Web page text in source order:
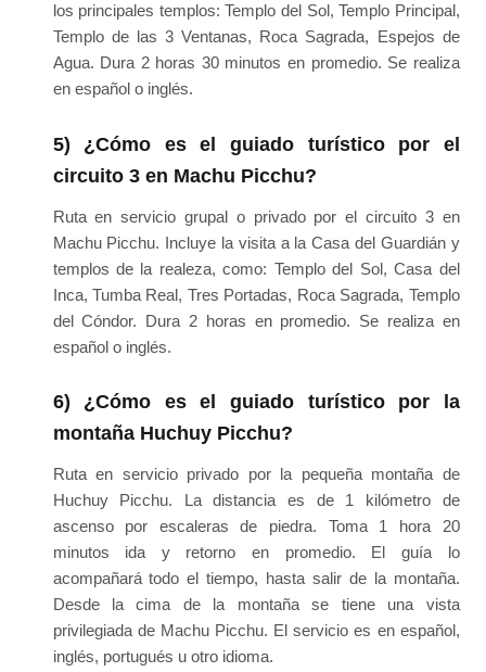
los principales templos: Templo del Sol, Templo Principal,
Templo de las 3 Ventanas, Roca Sagrada, Espejos de
Agua. Dura 2 horas 30 minutos en promedio. Se realiza
en español o inglés.
5) ¿Cómo es el guiado turístico por el
circuito 3 en Machu Picchu?
Ruta en servicio grupal o privado por el circuito 3 en
Machu Picchu. Incluye la visita a la Casa del Guardián y
templos de la realeza, como: Templo del Sol, Casa del
Inca, Tumba Real, Tres Portadas, Roca Sagrada, Templo
del Cóndor. Dura 2 horas en promedio. Se realiza en
español o inglés.
6) ¿Cómo es el guiado turístico por la
montaña Huchuy Picchu?
Ruta en servicio privado por la pequeña montaña de
Huchuy Picchu. La distancia es de 1 kilómetro de
ascenso por escaleras de piedra. Toma 1 hora 20
minutos ida y retorno en promedio. El guía lo
acompañará todo el tiempo, hasta salir de la montaña.
Desde la cima de la montaña se tiene una vista
privilegiada de Machu Picchu. El servicio es en español,
inglés, portugués u otro idioma.